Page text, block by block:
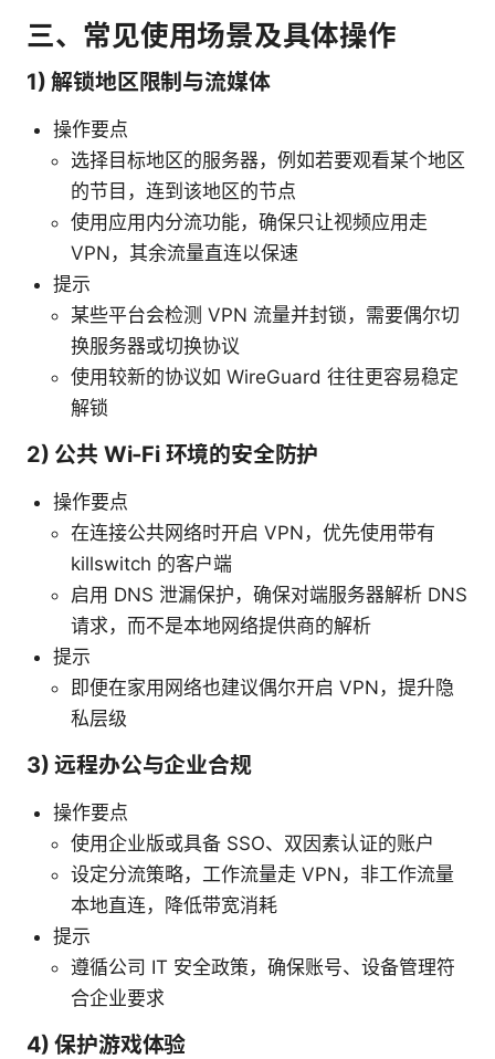
三、常见使用场景及具体操作
1) 解锁地区限制与流媒体
操作要点
选择目标地区的服务器，例如若要观看某个地区
的节目，连到该地区的节点
使用应用内分流功能，确保只让视频应用走
VPN，其余流量直连以保速
提示
某些平台会检测 VPN 流量并封锁，需要偶尔切
换服务器或切换协议
使用较新的协议如 WireGuard 往往更容易稳定
解锁
2) 公共 Wi‑Fi 环境的安全防护
操作要点
在连接公共网络时开启 VPN，优先使用带有
killswitch 的客户端
启用 DNS 泄漏保护，确保对端服务器解析 DNS
请求，而不是本地网络提供商的解析
提示
即便在家用网络也建议偶尔开启 VPN，提升隐
私层级
3) 远程办公与企业合规
操作要点
使用企业版或具备 SSO、双因素认证的账户
设定分流策略，工作流量走 VPN，非工作流量
本地直连，降低带宽消耗
提示
遵循公司 IT 安全政策，确保账号、设备管理符
合企业要求
4) 保护游戏体验